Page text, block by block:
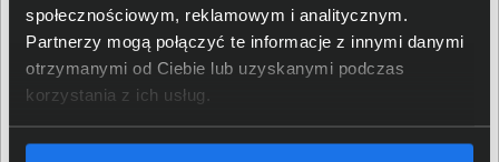
społecznościowym, reklamowym i analitycznym.
Partnerzy mogą połączyć te informacje z innymi danymi
otrzymanymi od Ciebie lub uzyskanymi podczas
korzystania z ich usług.
ich użytkowników w codziennych obowiązkach, ale i nie
tylko. Trend ten zakorzenia się także w gamingu, co
przyniesie nie tylko ulepszenia istniejących już
rozwiązań, ale również nowe ekscytujące możliwości.